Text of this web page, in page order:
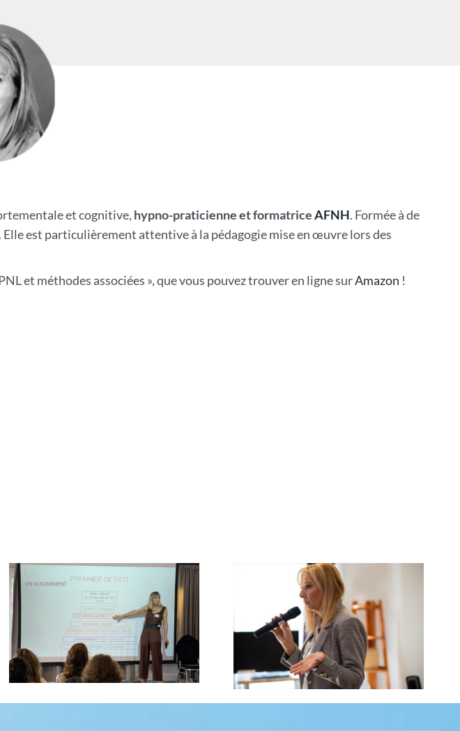
et cognitive, hypno-praticienne et formatriceAFNH. Formée à de
. Elle est particulièrement attentive à la pédagogie mise en œuvre lors des
et méthodes associées », que vous pouvez trouver en ligne surAmazon !